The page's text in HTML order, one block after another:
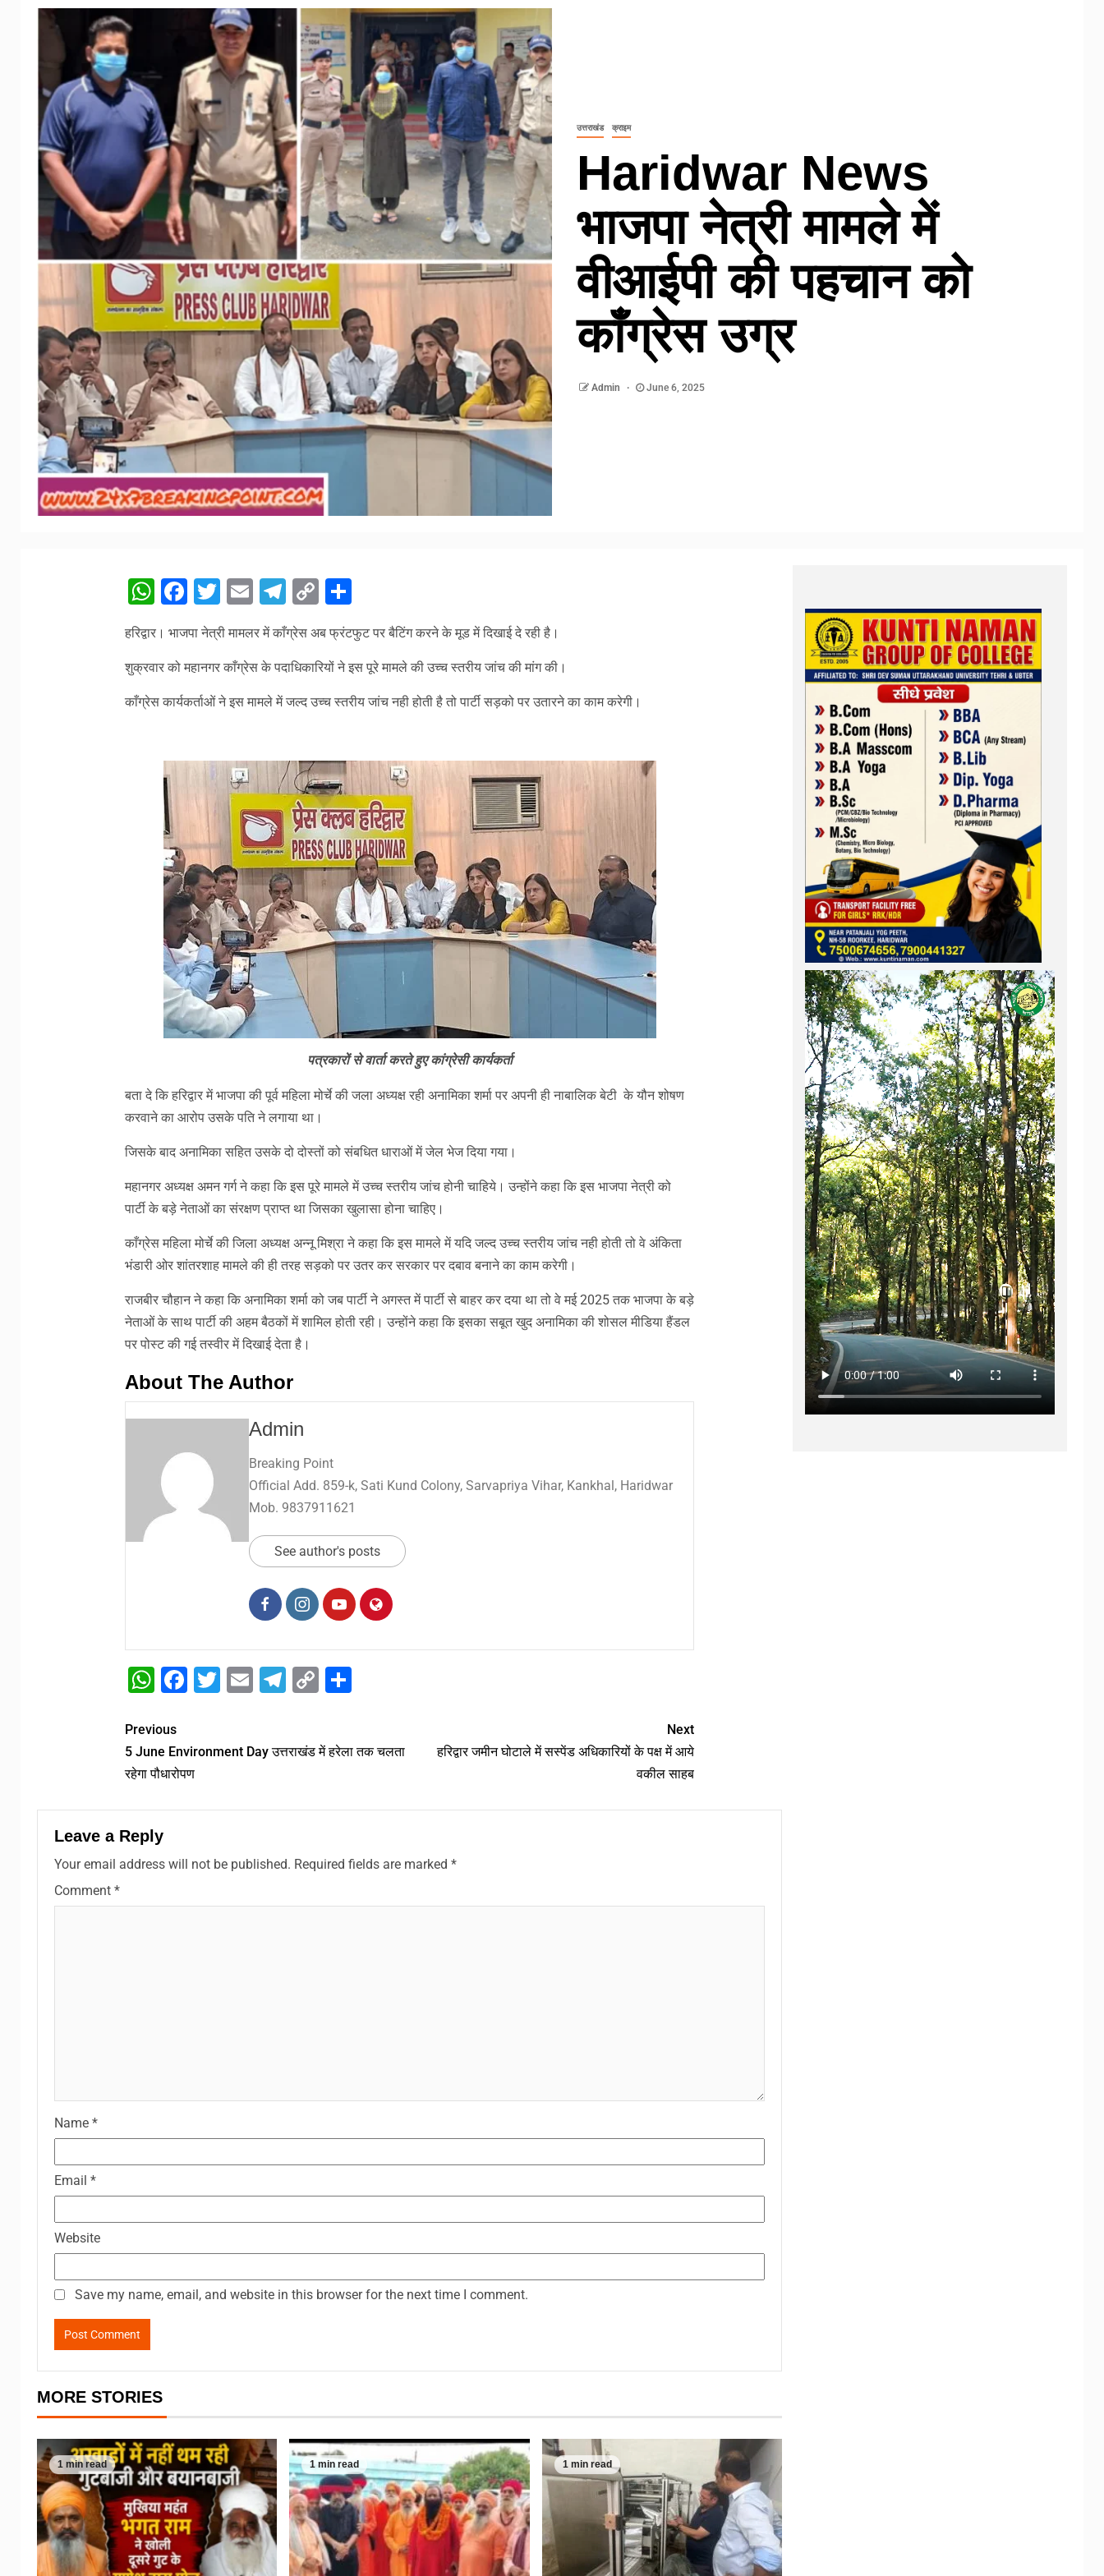
उत्तराखंड क्राइम
Haridwar News
भाजपा नेत्री मामले में
वीआईपी की पहचान को
काँग्रेस उग्र
Admin June 6, 2025
WhatsApp
Facebook
Twitter
EmailTelegram
CopyShare
हरिद्वार। भाजपा नेत्री मामलर में काँग्रेस अब फ्रंटफुट पर बैटिंग करने के मूड में दिखाई दे रही है।
शुक्रवार को महानगर काँग्रेस के पदाधिकारियों ने इस पूरे मामले की उच्च स्तरीय जांच की मांग की।
काँग्रेस कार्यकर्ताओं ने इस मामले में जल्द उच्च स्तरीय जांच नही होती है तो पार्टी सड़को पर उतारने का काम करेगी।
पत्रकारों से वार्ता करते हुए कांग्रेसी कार्यकर्ता
बता दे कि हरिद्वार में भाजपा की पूर्व महिला मोर्चे की जला अध्यक्ष रही अनामिका शर्मा पर अपनी ही नाबालिक बेटी के यौन शोषण
करवाने का आरोप उसके पति ने लगाया था।
जिसके बाद अनामिका सहित उसके दो दोस्तों को संबधित धाराओं में जेल भेज दिया गया।
महानगर अध्यक्ष अमन गर्ग ने कहा कि इस पूरे मामले में उच्च स्तरीय जांच होनी चाहिये। उन्होंने कहा कि इस भाजपा नेत्री को
पार्टी के बड़े नेताओं का संरक्षण प्राप्त था जिसका खुलासा होना चाहिए।
काँग्रेस महिला मोर्चे की जिला अध्यक्ष अन्नू मिश्रा ने कहा कि इस मामले में यदि जल्द उच्च स्तरीय जांच नही होती तो वे अंकिता
भंडारी ओर शांतरशाह मामले की ही तरह सड़को पर उतर कर सरकार पर दबाव बनाने का काम करेगी।
राजबीर चौहान ने कहा कि अनामिका शर्मा को जब पार्टी ने अगस्त में पार्टी से बाहर कर दया था तो वे मई 2025 तक भाजपा के बड़े
नेताओं के साथ पार्टी की अहम बैठकों में शामिल होती रही। उन्होंने कहा कि इसका सबूत खुद अनामिका की शोसल मीडिया हैंडल
पर पोस्ट की गई तस्वीर में दिखाई देता है।
About The Author
Admin
Breaking Point
Official Add. 859-k, Sati Kund Colony, Sarvapriya Vihar, Kankhal, Haridwar
Mob. 9837911621
See author's posts
WhatsApp
Facebook
Twitter
EmailTelegram
CopyShare
Previous
5 June Environment Day उत्तराखंड में हरेला तक चलता
रहेगा पौधारोपण
Next
हरिद्वार जमीन घोटाले में सस्पेंड अधिकारियों के पक्ष में आये
वकील साहब
Leave a Reply
Your email address will not be published. Required fields are marked *
Comment *
Name *
Email *
Website
Save my name, email, and website in this browser for the next time I comment.
MORE STORIES
1 min read 1 min read 1 min read